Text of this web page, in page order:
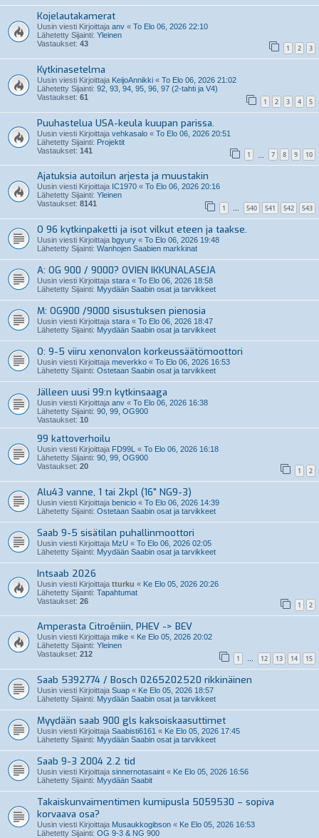
Kojelautakamerat
Uusin viesti Kirjoittaja anv « To Elo 06, 2026 22:10
Lähetetty Sijainti: Yleinen
Vastaukset: 43 1 2 3
Kytkinasetelma
Uusin viesti Kirjoittaja KeijoAnnikki « To Elo 06, 2026 21:02
Lähetetty Sijainti: 92, 93, 94, 95, 96, 97 (2-tahti ja V4)
Vastaukset: 61 1 2 3 4 5
Puuhastelua USA-keula kuupan parissa.
Uusin viesti Kirjoittaja vehkasalo « To Elo 06, 2026 20:51
Lähetetty Sijainti: Projektit
Vastaukset: 141 1 7 8 9 10
Ajatuksia autoilun arjesta ja muustakin
Uusin viesti Kirjoittaja IC1970 « To Elo 06, 2026 20:16
Lähetetty Sijainti: Yleinen
Vastaukset: 8141 1 … 540 541 542 543
O 96 kytkinpaketti ja isot vilkut eteen ja taakse.
Uusin viesti Kirjoittaja bgyury « To Elo 06, 2026 19:48
Lähetetty Sijainti: Wanhojen Saabien markkinat
A: OG 900 / 9000? OVIEN IKKUNALASEJA
Uusin viesti Kirjoittaja stara « To Elo 06, 2026 18:58
Lähetetty Sijainti: Myydään Saabin osat ja tarvikkeet
M: OG900 /9000 sisustuksen pienosia
Uusin viesti Kirjoittaja stara « To Elo 06, 2026 18:47
Lähetetty Sijainti: Myydään Saabin osat ja tarvikkeet
O: 9-5 viiru xenonvalon korkeussäätömoottori
Uusin viesti Kirjoittaja meverkko « To Elo 06, 2026 16:53
Lähetetty Sijainti: Ostetaan Saabin osat ja tarvikkeet
Jälleen uusi 99:n kytkinsaaga
Uusin viesti Kirjoittaja anv « To Elo 06, 2026 16:38
Lähetetty Sijainti: 90, 99, OG900
Vastaukset: 10
99 kattoverhoilu
Uusin viesti Kirjoittaja FD99L « To Elo 06, 2026 16:18
Lähetetty Sijainti: 90, 99, OG900
Vastaukset: 20 1 2
Alu43 vanne, 1 tai 2kpl (16" NG9-3)
Uusin viesti Kirjoittaja benicio « To Elo 06, 2026 14:39
Lähetetty Sijainti: Ostetaan Saabin osat ja tarvikkeet
Saab 9-5 sisätilan puhallinmoottori
Uusin viesti Kirjoittaja MzU « To Elo 06, 2026 02:05
Lähetetty Sijainti: Myydään Saabin osat ja tarvikkeet
Intsaab 2026
Uusin viesti Kirjoittaja tturku « Ke Elo 05, 2026 20:26
Lähetetty Sijainti: Tapahtumat
Vastaukset: 26 1 2
Amperasta Citroêniin, PHEV -> BEV
Uusin viesti Kirjoittaja mike « Ke Elo 05, 2026 20:02
Lähetetty Sijainti: Yleinen
Vastaukset: 212 1 … 12 13 14 15
Saab 5392774 / Bosch 0265202520 rikkinäinen
Uusin viesti Kirjoittaja Suap « Ke Elo 05, 2026 18:57
Lähetetty Sijainti: Myydään Saabin osat ja tarvikkeet
Myydään saab 900 gls kaksoiskaasuttimet
Uusin viesti Kirjoittaja Saabisti6161 « Ke Elo 05, 2026 17:45
Lähetetty Sijainti: Myydään Saabin osat ja tarvikkeet
Saab 9-3 2004 2.2 tid
Uusin viesti Kirjoittaja sinnernotasaint « Ke Elo 05, 2026 16:56
Lähetetty Sijainti: Myydään Saabit
Takaiskunvaimentimen kumipusla 5059530 – sopiva
korvaava osa?
Uusin viesti Kirjoittaja Musaukkogibson « Ke Elo 05, 2026 16:53
Lähetetty Sijainti: OG 9-3 & NG 900